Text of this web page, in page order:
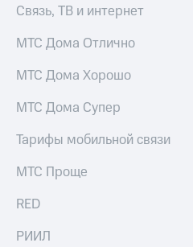
Связь, ТВ и интернет
МТС Дома Отлично
МТС Дома Хорошо
МТС Дома Супер
Тарифы мобильной связи
МТС Проще
RED
РИИЛ